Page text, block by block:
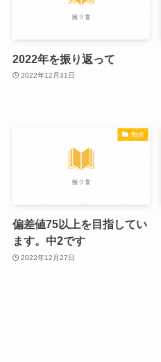
2022年を振り返って
2022年12月31日
勉強
偏差値75以上を目指してい
ます。中2です
2022年12月27日